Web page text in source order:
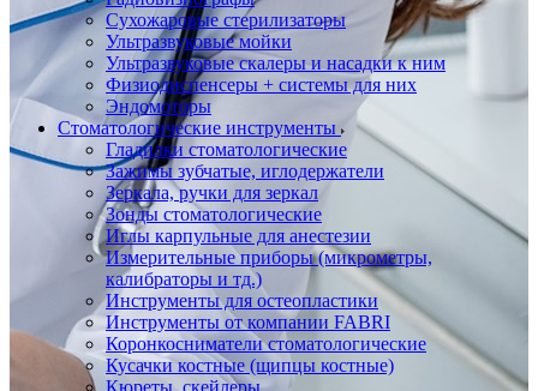
Сухожаровые стерилизаторы
Ультразвуковые мойки
Ультразвуковые скалеры и насадки к ним
Физиодиспенсеры + системы для них
Эндомоторы
Стоматологические инструменты
Гладилки стоматологические
Зажимы зубчатые, иглодержатели
Зеркала, ручки для зеркал
Зонды стоматологические
Иглы карпульные для анестезии
Измерительные приборы (микрометры,
калибраторы и тд.)
Инструменты для остеопластики
Инструменты от компании FABRI
Коронкосниматели стоматологические
Кусачки костные (щипцы костные)